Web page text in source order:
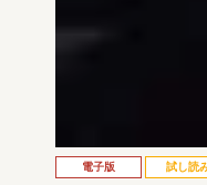
電子版 試し読